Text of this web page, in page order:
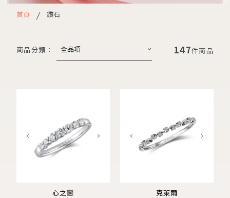
首頁 鑽石
商品分類： 147件商品
心之戀 克萊爾